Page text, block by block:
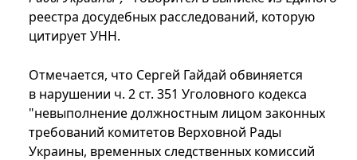
реестра досудебных расследований, которую
цитирует УНН.
Отмечается, что Сергей Гайдай обвиняется
в нарушении ч. 2 ст. 351 Уголовного кодекса
"невыполнение должностным лицом законных
требований комитетов Верховной Рады
Украины, временных следственных комиссий